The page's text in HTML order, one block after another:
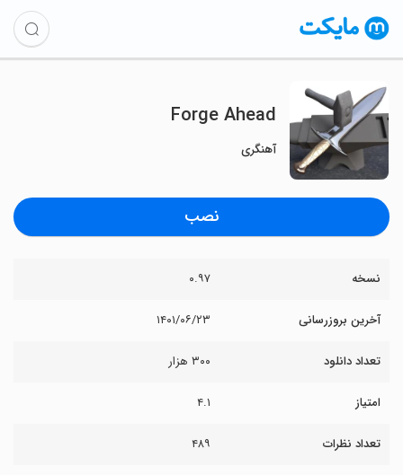
Forge Ahead
آهنگری
نصب
نسخه ۰.۹۷
آخرین بروزرسانی ۱۴۰۱/۰۶/۲۳
تعداد دانلود ۳۰۰ هزار
امتیاز ۴.۱
تعداد نظرات ۴۸۹